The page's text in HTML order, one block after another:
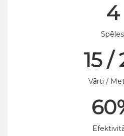
4
Spēles
15 /
Vārti /